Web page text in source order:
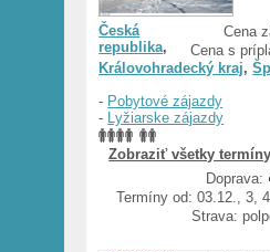
Cena
Cena s
Česká
republika,
Královohradecký kraj,
- Pobytové zájazdy
- Lyžiarske zájazdy
Zobraziť všetky
Doprava:
Termíny od: 03.12., 3,
Strava: